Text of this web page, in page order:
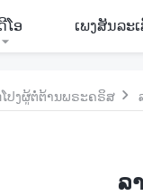
ໂອ ເພງສັນລະ
ໂປງຜູ້ຕໍ່ຕ້ານພຣະຄຣິສ
ລ